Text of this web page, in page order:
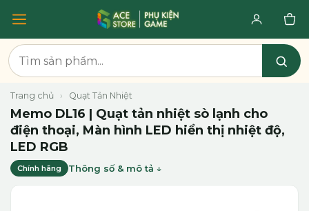
Trang chủ › Quạt Tản Nhiệt
Memo DL16 | Quạt tản nhiệt sò lạnh cho
điện thoại, Màn hình LED hiển thị nhiệt độ,
LED RGB
Chính hãng Thông số & mô tả